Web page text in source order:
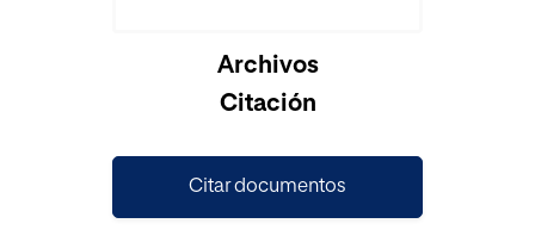
Archivos
Citación
Citar documentos